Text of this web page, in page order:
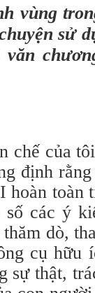
vùng
sử
chế của
định
hoàn toàn
các ý
dò,
cụ hữu
sự thật,